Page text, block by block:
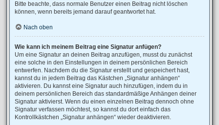
Bitte beachte, dass normale Benutzer einen Beitrag nicht löschen
können, wenn bereits jemand darauf geantwortet hat.
Nach oben
Wie kann ich meinem Beitrag eine Signatur anfügen?
Um eine Signatur an deinen Beitrag anzufügen, musst du zunächst
eine solche in den Einstellungen in deinem persönlichen Bereich
entwerfen. Nachdem du die Signatur erstellt und gespeichert hast,
kannst du in jedem Beitrag das Kästchen „Signatur anhängen“
aktivieren. Du kannst eine Signatur auch hinzufügen, indem du in
deinem persönlichen Bereich das standardmäßige Anhängen deiner
Signatur aktivierst. Wenn du einen einzelnen Beitrag dennoch ohne
Signatur verfassen möchtest, so kannst du dort einfach das
Kontrollkästchen „Signatur anhängen“ wieder deaktivieren.